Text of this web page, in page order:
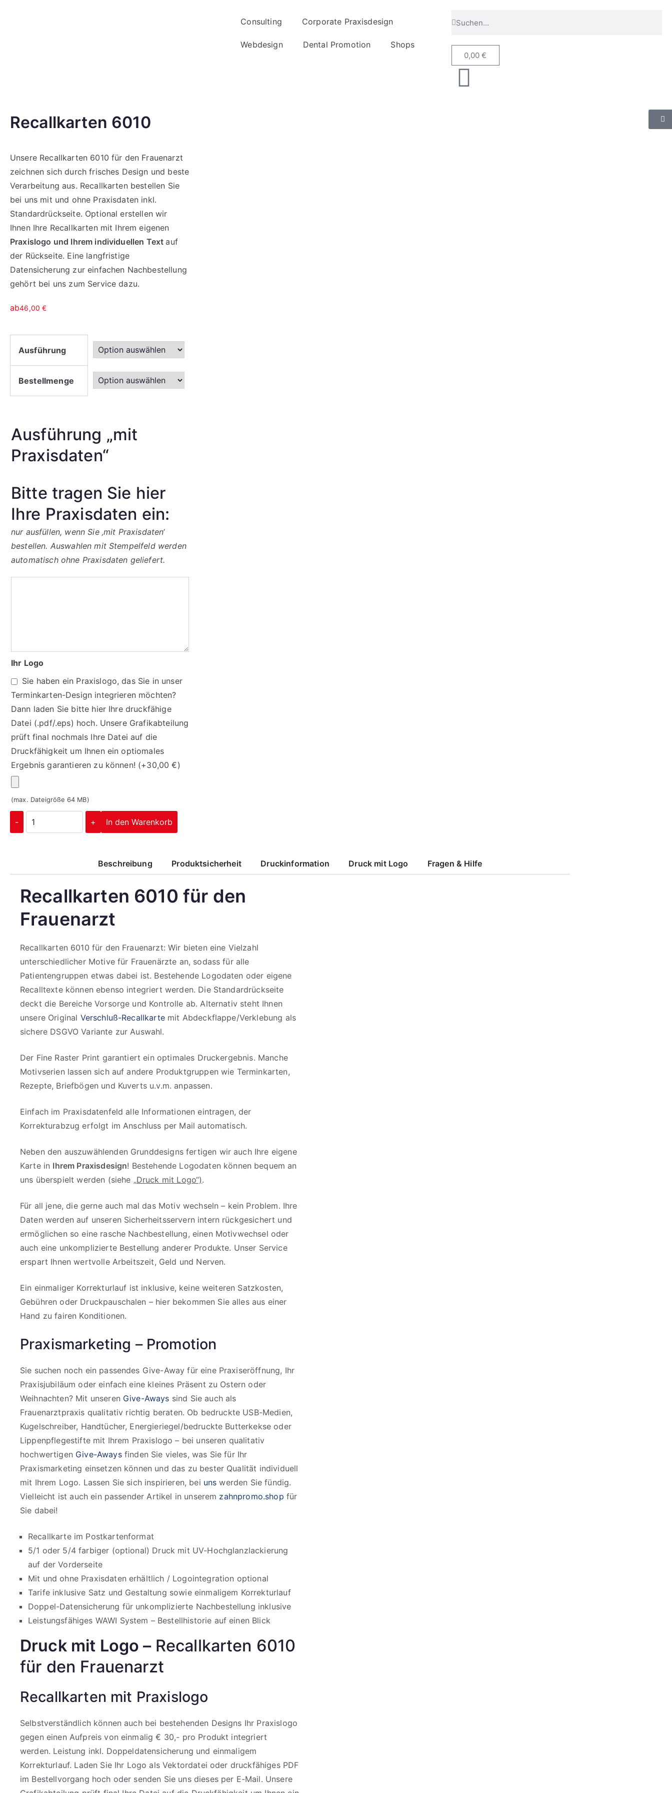
Consulting Corporate Praxisdesign
Webdesign Dental Promotion Shops
0,00€
Recallkarten 6010
Unsere Recallkarten 6010 für den Frauenarzt
zeichnen sich durch frisches Design und beste
Verarbeitung aus. Recallkarten bestellen Sie
bei uns mit und ohne Praxisdaten inkl.
Standardrückseite. Optional erstellen wir
Ihnen Ihre Recallkarten mit Ihrem eigenen
Praxislogo und Ihrem individuellen Textauf
der Rückseite. Eine langfristige
Datensicherung zur einfachen Nachbestellung
gehört bei uns zum Service dazu.
ab46,00€
Ausführung
Bestellmenge
Ausführung „mit
Praxisdaten“
Bitte tragen Sie hier
Ihre Praxisdaten ein:
nur ausfüllen, wenn Sie ‚mit Praxisdaten‘
bestellen. Auswahlen mit Stempelfeld werden
automatisch ohne Praxisdaten geliefert.
Ihr Logo
Sie haben ein Praxislogo, das Sie in unser
Terminkarten-Design integrieren möchten?
Dann laden Sie bitte hier Ihre druckfähige
Datei (.pdf/.eps) hoch. Unsere Grafikabteilung
prüft final nochmals Ihre Datei auf die
Druckfähigkeit um Ihnen ein optiomales
Ergebnis garantieren zu können! (+30,00€)
(max. Dateigröße 64 MB)
- + In den Warenkorb
Beschreibung Produktsicherheit Druckinformation Druck mit Logo Fragen & Hilfe
Recallkarten 6010 für den
Frauenarzt
Recallkarten 6010 für den Frauenarzt: Wir bieten eine Vielzahl
unterschiedlicher Motive für Frauenärzte an, sodass für alle
Patientengruppen etwas dabei ist. Bestehende Logodaten oder eigene
Recalltexte können ebenso integriert werden. Die Standardrückseite
deckt die Bereiche Vorsorge und Kontrolle ab. Alternativ steht Ihnen
unsere Original Verschluß-Recallkartemit Abdeckflappe/Verklebung als
sichere DSGVO Variante zur Auswahl.
Der Fine Raster Print garantiert ein optimales Druckergebnis. Manche
Motivserien lassen sich auf andere Produktgruppen wie Terminkarten,
Rezepte, Briefbögen und Kuverts u.v.m. anpassen.
Einfach im Praxisdatenfeld alle Informationen eintragen, der
Korrekturabzug erfolgt im Anschluss per Mail automatisch.
Neben den auszuwählenden Grunddesigns fertigen wir auch Ihre eigene
Karte in Ihrem Praxisdesign! Bestehende Logodaten können bequem an
uns überspielt werden (siehe „Druck mit Logo“).
Für all jene, die gerne auch mal das Motiv wechseln – kein Problem. Ihre
Daten werden auf unseren Sicherheitsservern intern rückgesichert und
ermöglichen so eine rasche Nachbestellung, einen Motivwechsel oder
auch eine unkomplizierte Bestellung anderer Produkte. Unser Service
erspart Ihnen wertvolle Arbeitszeit, Geld und Nerven.
Ein einmaliger Korrekturlauf ist inklusive, keine weiteren Satzkosten,
Gebühren oder Druckpauschalen – hier bekommen Sie alles aus einer
Hand zu fairen Konditionen.
Praxismarketing – Promotion
Sie suchen noch ein passendes Give-Away für eine Praxiseröffnung, Ihr
Praxisjubiläum oder einfach eine kleines Präsent zu Ostern oder
Weihnachten? Mit unseren Give-Aways sind Sie auch als
Frauenarztpraxis qualitativ richtig beraten. Ob bedruckte USB-Medien,
Kugelschreiber, Handtücher, Energieriegel/bedruckte Butterkekse oder
Lippenpflegestifte mit Ihrem Praxislogo – bei unseren qualitativ
hochwertigen Give-Awaysfinden Sie vieles, was Sie für Ihr
Praxismarketing einsetzen können und das zu bester Qualität individuell
mit Ihrem Logo. Lassen Sie sich inspirieren, bei uns werden Sie fündig.
Vielleicht ist auch ein passender Artikel in unserem zahnpromo.shop für
Sie dabei!
Recallkarte im Postkartenformat
5/1 oder 5/4 farbiger (optional) Druck mit UV-Hochglanzlackierung
auf der Vorderseite
Mit und ohne Praxisdaten erhältlich / Logointegration optional
Tarife inklusive Satz und Gestaltung sowie einmaligem Korrekturlauf
Doppel-Datensicherung für unkomplizierte Nachbestellung inklusive
Leistungsfähiges WAWI System – Bestellhistorie auf einen Blick
Druck mit Logo – Recallkarten 6010
für den Frauenarzt
Recallkarten mit Praxislogo
Selbstverständlich können auch bei bestehenden Designs Ihr Praxislogo
gegen einen Aufpreis von einmalig € 30,- pro Produkt integriert
werden. Leistung inkl. Doppeldatensicherung und einmaligem
Korrekturlauf. Laden Sie Ihr Logo als Vektordatei oder druckfähiges PDF
im Bestellvorgang hoch oder senden Sie uns dieses per E-Mail. Unsere